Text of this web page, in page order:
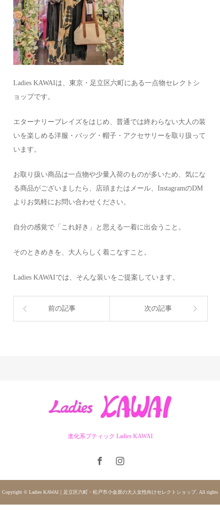
Ladies KAWAIは、東京・足立区六町にある一点物セレクトシ
ョップです。
エターナリーブレイズをはじめ、普通では終わらない大人の装
いを楽しめる洋服・バッグ・帽子・アクセサリーを取り扱って
います。
お取り扱い商品は一点物や少量入荷のものが多いため、気にな
る商品がございましたら、店頭またはメール、InstagramのDM
よりお気軽にお問い合わせください。
自分の感覚で「これ好き」と思える一着に出会うこと。
そのときめきを、大人らしく着こなすこと。
Ladies KAWAIでは、そんな装いをご提案しています。
前の記事 次の記事
進化系ブティック Ladies KAWAI
Copyright © Ladies KAWAI｜足立区六町・松戸市小金原の大人女性向けセレクトショップ. All rights